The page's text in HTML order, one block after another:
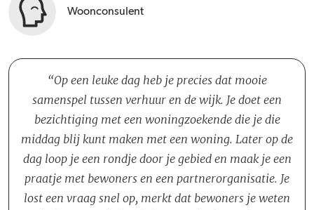
Woonconsulent
Op een leuke dag heb je precies dat mooie
samenspel tussen verhuur en de wijk. Je doet een
bezichtiging met een woningzoekende die je die
middag blij kunt maken met een woning. Later op de
dag loop je een rondje door je gebied en maak je een
praatje met bewoners en een partnerorganisatie. Je
lost een vraag snel op, merkt dat bewoners je weten